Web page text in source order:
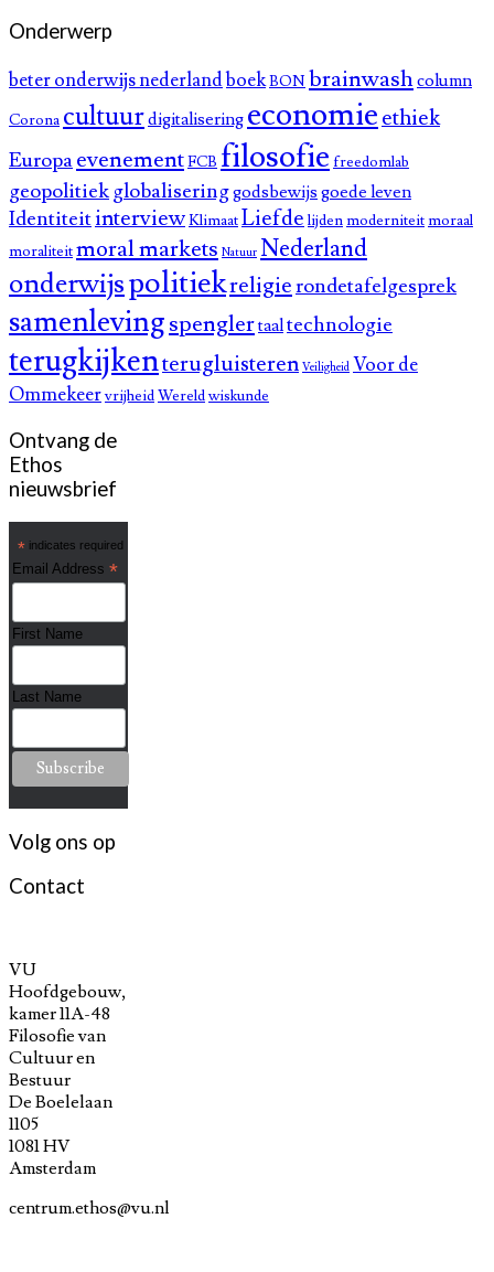
Onderwerp
beter onderwijs nederlandboekBON brainwashcolumn
Corona cultuurdigitalisering economieethiek
EuropaevenementFCB filosofie freedomlab
geopolitiek globaliseringgodsbewijs goede leven
IdentiteitinterviewKlimaatLiefde lijdenmoderniteitmoraal
moraliteitmoral markets Natuur Nederland
onderwijspolitiekreligierondetafelgesprek
samenlevingspenglertaaltechnologie
terugkijkenterugluisteren Veiligheid Voor de
OmmekeervrijheidWereldwiskunde
Ontvang de
Ethos
nieuwsbrief
*indicates required
Email Address*
First Name
Last Name
Volg ons op
Contact
VU
Hoofdgebouw,
kamer 11A-48
Filosofie van
Cultuur en
Bestuur
De Boelelaan
1105
1081 HV
Amsterdam
centrum.ethos@vu.nl